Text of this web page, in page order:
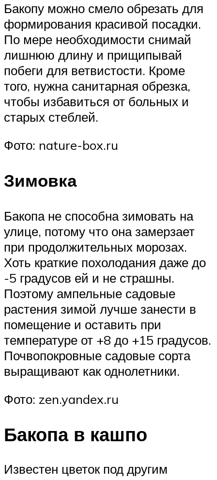
Бакопу можно смело обрезать для
формирования красивой посадки.
По мере необходимости снимай
лишнюю длину и прищипывай
побеги для ветвистости. Кроме
того, нужна санитарная обрезка,
чтобы избавиться от больных и
старых стеблей.
Фото: nature-box.ru
Зимовка
Бакопа не способна зимовать на
улице, потому что она замерзает
при продолжительных морозах.
Хоть краткие похолодания даже до
-5 градусов ей и не страшны.
Поэтому ампельные садовые
растения зимой лучше занести в
помещение и оставить при
температуре от +8 до +15 градусов.
Почвопокровные садовые сорта
выращивают как однолетники.
Фото: zen.yandex.ru
Бакопа в кашпо
Известен цветок под другим